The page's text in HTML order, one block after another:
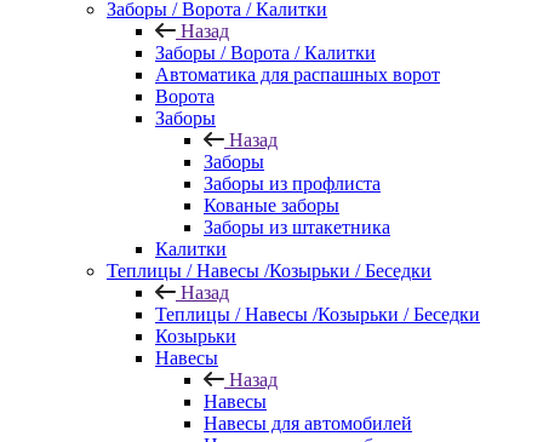
Заборы / Ворота / Калитки
Назад
Заборы / Ворота / Калитки
Автоматика для распашных ворот
Ворота
Заборы
Назад
Заборы
Заборы из профлиста
Кованые заборы
Заборы из штакетника
Калитки
Теплицы / Навесы /Козырьки / Беседки
Назад
Теплицы / Навесы /Козырьки / Беседки
Козырьки
Навесы
Назад
Навесы
Навесы для автомобилей